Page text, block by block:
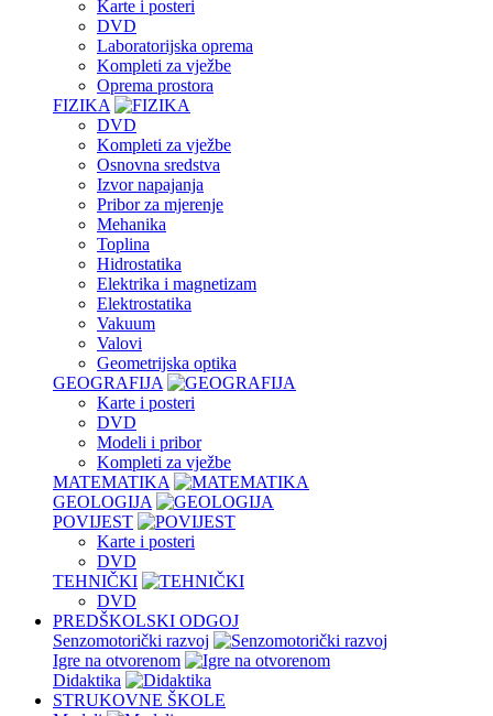
Karte i posteri
DVD
Laboratorijska oprema
Kompleti za vježbe
Oprema prostora
FIZIKA
DVD
Kompleti za vježbe
Osnovna sredstva
Izvor napajanja
Pribor za mjerenje
Mehanika
Toplina
Hidrostatika
Elektrika i magnetizam
Elektrostatika
Vakuum
Valovi
Geometrijska optika
GEOGRAFIJA
Karte i posteri
DVD
Modeli i pribor
Kompleti za vježbe
MATEMATIKA
GEOLOGIJA
POVIJEST
Karte i posteri
DVD
TEHNIČKI
DVD
PREDŠKOLSKI ODGOJ
Senzomotorički razvoj
Igre na otvorenom
Didaktika
STRUKOVNE ŠKOLE